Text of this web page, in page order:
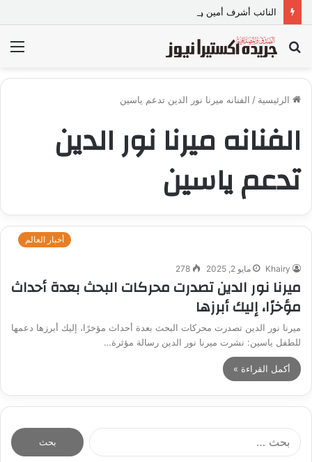
بحث
الرئيسية / الفنانه ميرنا نور الدين تدعم ياسين
الفنانه ميرنا نور الدين
تدعم ياسين
أخبار العالم
Khairy مايو 2, 2025 278
ميرنا نور الدين تصدرت محركات البحث بعدة أحداث
مؤخرًا، إليك أبرزها
ميرنا نور الدين تصدرت محركات البحث بعدة أحداث مؤخرًا، إليك أبرزها دعمها
للطفل ياسين: نشرت ميرنا نور الدين رسالة مؤثرة…
أكمل القراءة »